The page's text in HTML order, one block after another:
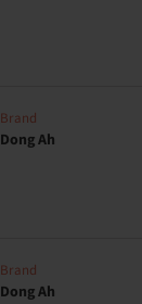
Brand
Dong Ah
Brand
Dong Ah